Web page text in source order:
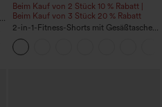
Beim Kauf von 2 Stück 10 % Rabatt |
Beim Kauf von 3 Stück 20 % Rabatt
2-in-1-Fitness-Shorts mit Gesäßtasche
und seitlicher versteckter Tasche 6,3 cm